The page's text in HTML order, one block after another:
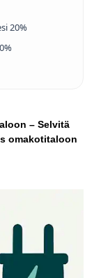
20%
– Selvitä
omakotitaloon